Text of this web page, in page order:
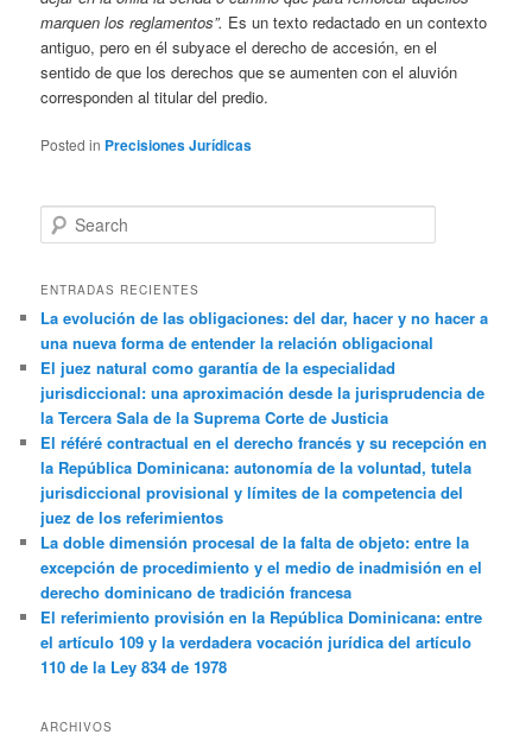
marquen los reglamentos”. Es un texto redactado en un contexto
antiguo, pero en él subyace el derecho de accesión, en el
sentido de que los derechos que se aumenten con el aluvión
corresponden al titular del predio.
Posted in Precisiones Jurídicas
Search
ENTRADAS RECIENTES
La evolución de las obligaciones: del dar, hacer y no hacer a
una nueva forma de entender la relación obligacional
El juez natural como garantía de la especialidad
jurisdiccional: una aproximación desde la jurisprudencia de
la Tercera Sala de la Suprema Corte de Justicia
El référé contractual en el derecho francés y su recepción en
la República Dominicana: autonomía de la voluntad, tutela
jurisdiccional provisional y límites de la competencia del
juez de los referimientos
La doble dimensión procesal de la falta de objeto: entre la
excepción de procedimiento y el medio de inadmisión en el
derecho dominicano de tradición francesa
El referimiento provisión en la República Dominicana: entre
el artículo 109 y la verdadera vocación jurídica del artículo
110 de la Ley 834 de 1978
ARCHIVOS